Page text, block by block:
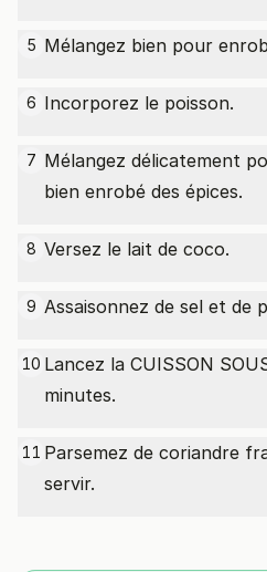
5 Mélangez bien pour
6 Incorporez le poisson.
7 Mélangez délicatement
bien enrobé des épices.
8 Versez le lait de coco.
9 Assaisonnez de sel et de
10 Lancez la CUISSON
minutes.
11 Parsemez de coriandre
servir.